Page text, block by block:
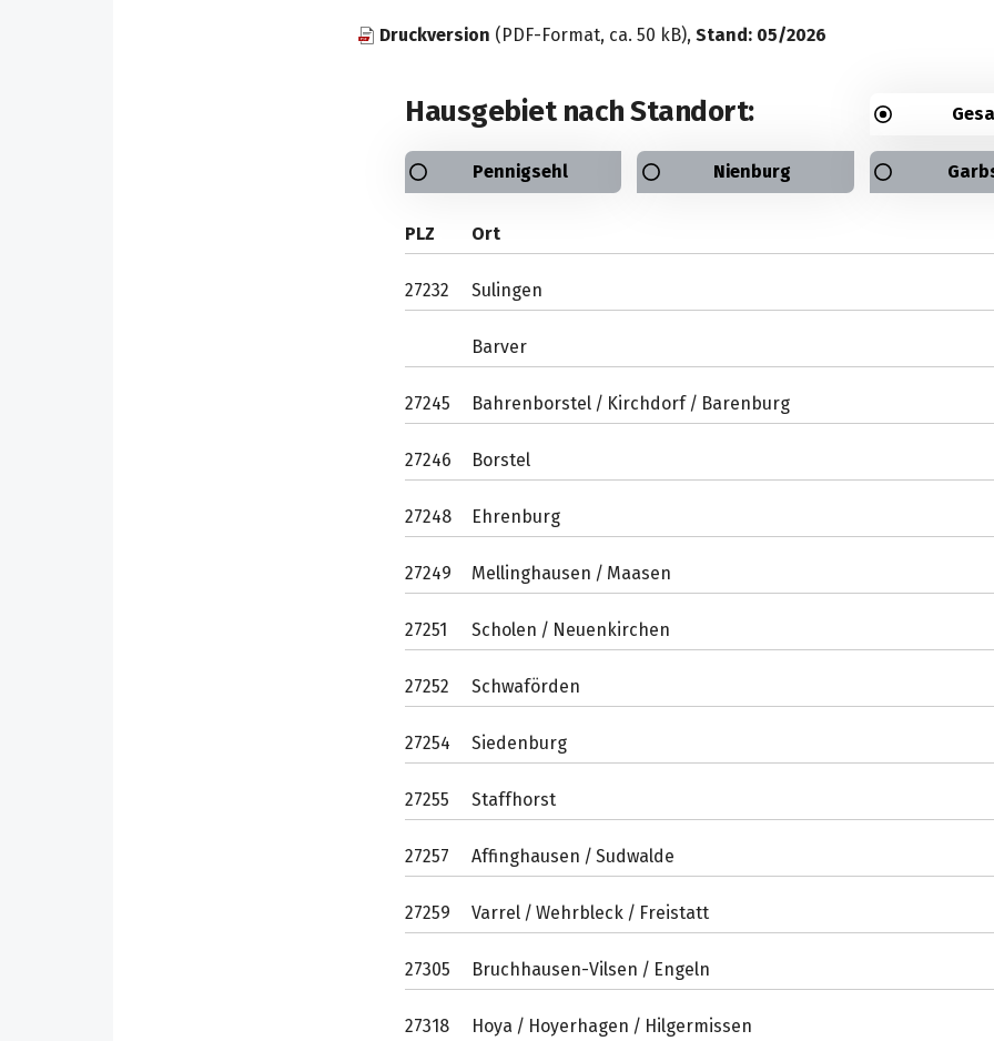
Druckversion (PDF-Format, ca. 50 kB), Stand: 05/2026
Hausgebiet nach Standort:
Pennigsehl Nienburg
PLZ Ort
27232 Sulingen
Barver
27245 Bahrenborstel / Kirchdorf / Barenburg
27246 Borstel
27248 Ehrenburg
27249 Mellinghausen / Maasen
27251 Scholen / Neuenkirchen
27252 Schwaförden
27254 Siedenburg
27255 Staffhorst
27257 Affinghausen / Sudwalde
27259 Varrel / Wehrbleck / Freistatt
27305 Bruchhausen-Vilsen / Engeln
27318 Hoya / Hoyerhagen / Hilgermissen